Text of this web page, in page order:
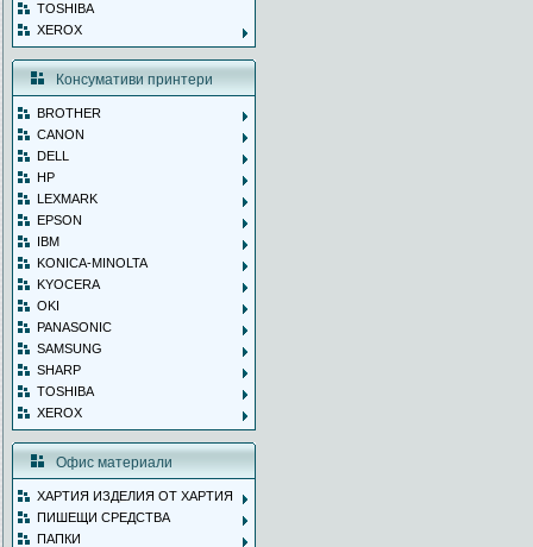
TOSHIBA
XEROX
Консумативи принтери
BROTHER
CANON
DELL
HP
LEXMARK
EPSON
IBM
KONICA-MINOLTA
KYOCERA
OKI
PANASONIC
SAMSUNG
SHARP
TOSHIBA
XEROX
Офис материали
ХАРТИЯ ИЗДЕЛИЯ ОТ ХАРТИЯ
ПИШЕЩИ СРЕДСТВА
ПАПКИ